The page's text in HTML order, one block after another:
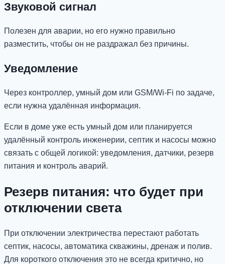
Звуковой сигнал
Полезен для аварии, но его нужно правильно
разместить, чтобы он не раздражал без причины.
Уведомление
Через контроллер, умный дом или GSM/Wi-Fi по задаче,
если нужна удалённая информация.
Если в доме уже есть умный дом или планируется
удалённый контроль инженерии, септик и насосы можно
связать с общей логикой: уведомления, датчики, резерв
питания и контроль аварий.
Резерв питания: что будет при
отключении света
При отключении электричества перестают работать
септик, насосы, автоматика скважины, дренаж и полив.
Для короткого отключения это не всегда критично, но